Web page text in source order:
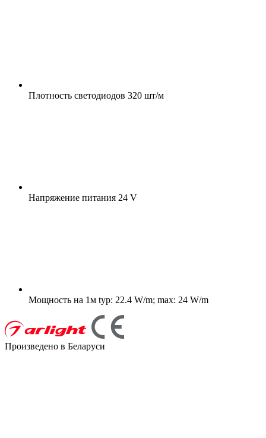
Плотность светодиодов 320 шт/м
Напряжение питания 24 V
Мощность на 1м typ: 22.4 W/m; max: 24 W/m
Произведено в Беларуси